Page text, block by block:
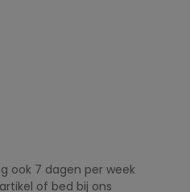
ook 7 dagen per week
of bed bij ons